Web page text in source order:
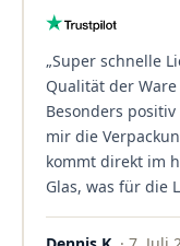
„Super schnelle
Qualität der
Besonders
mir die
kommt direkt im
Glas, was für die
ist. Ich bestelle
wieder!"